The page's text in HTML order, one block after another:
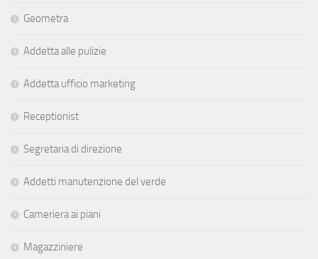
Geometra
Addetta alle pulizie
Addetta ufficio marketing
Receptionist
Segretaria di direzione
Addetti manutenzione del verde
Cameriera ai piani
Magazziniere